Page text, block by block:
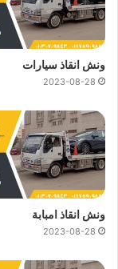
ونش انقاذ سيارات
2023-08-28
ونش انقاذ امبابة
2023-08-28